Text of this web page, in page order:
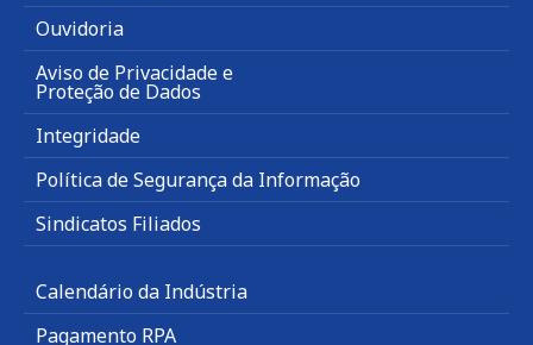
Ouvidoria
Aviso de Privacidade e
Proteção de Dados
Integridade
Política de Segurança da Informação
Sindicatos Filiados
Calendário da Indústria
Pagamento RPA